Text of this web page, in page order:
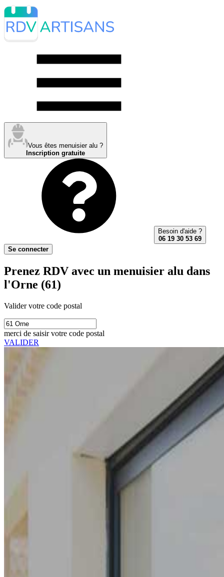
Vous êtes menuisier alu ?
Inscription gratuite
Besoin d'aide ?
06 19 30 53 69
Se connecter
Prenez RDV avec un menuisier alu dans
l'Orne (61)
Valider votre code postal
merci de saisir votre code postal
VALIDER